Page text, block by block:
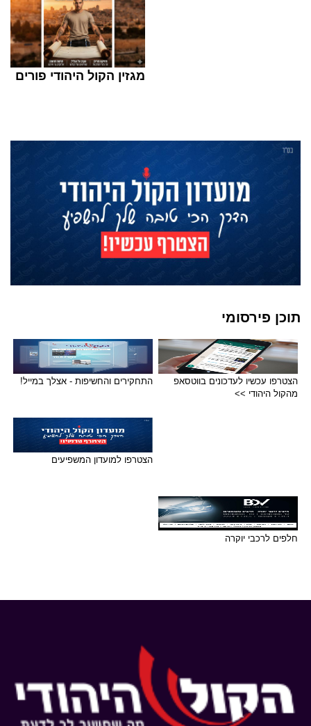
מגזין הקול היהודי פורים
תוכן פירסומי
הצטרפו עכשיו לעדכונים בווטסאפ
מהקול היהודי >>
התחקירים והחשיפות - אצלך במייל!
הצטרפו למועדון המשפיעים
חלפים לרכבי יוקרה